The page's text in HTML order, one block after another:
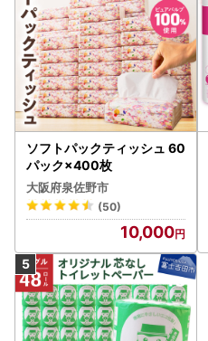
ソフトパックティッシュ 60
パック×400枚
大阪府泉佐野市
(50)
10,000